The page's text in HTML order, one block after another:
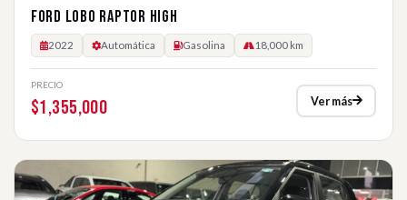
FORD LOBO RAPTOR HIGH
2022 Automática Gasolina 18,000 km
PRECIO
$1,355,000 Ver más